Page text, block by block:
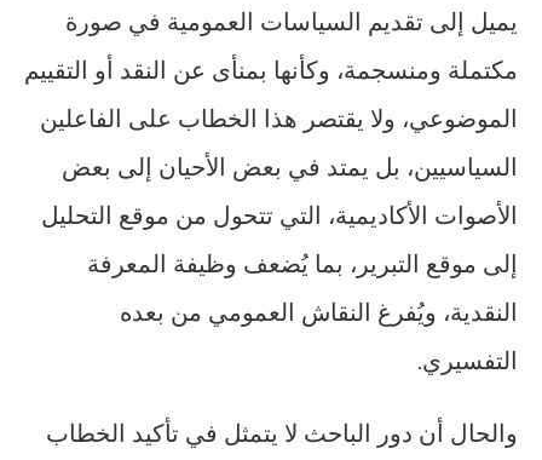
يميل إلى تقديم السياسات العمومية في صورة
مكتملة ومنسجمة، وكأنها بمنأى عن النقد أو التقييم
الموضوعي، ولا يقتصر هذا الخطاب على الفاعلين
السياسيين، بل يمتد في بعض الأحيان إلى بعض
الأصوات الأكاديمية، التي تتحول من موقع التحليل
إلى موقع التبرير، بما يُضعف وظيفة المعرفة
النقدية، ويُفرغ النقاش العمومي من بعده
التفسيري.
والحال أن دور الباحث لا يتمثل في تأكيد الخطاب